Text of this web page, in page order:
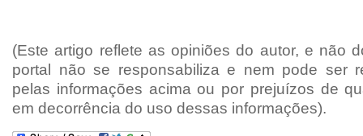
(Este artigo reflete as opiniões do autor, e não
portal não se responsabiliza e nem pode ser
pelas informações acima ou por prejuízos de
em decorrência do uso dessas informações).